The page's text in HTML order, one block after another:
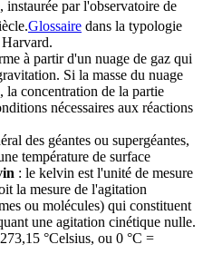
instaurée par l'observatoire de
Glossaire dans la typologie
à partir d'un nuage de gaz qui
Si la masse du nuage
la concentration de la partie
nécessaires aux réactions
des géantes ou supergéantes,
température de surface
: le kelvin est l'unité de mesure
la mesure de l'agitation
ou molécules) qui constituent
une agitation cinétique nulle.
°Celsius, ou 0 °C =